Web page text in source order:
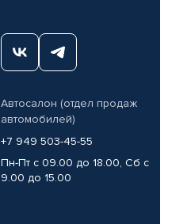
Автосалон (отдел продаж
автомобилей)
+7 949 503-45-55
Пн-Пт с 09.00 до 18.00, Сб с
9.00 до 15.00